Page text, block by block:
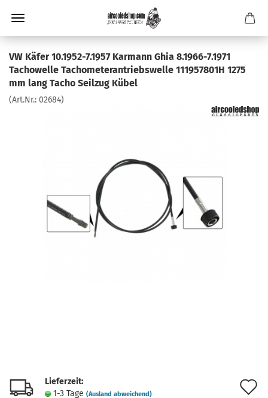
VW Käfer 10.1952-7.1957 Karmann Ghia 8.1966-7.1971
Tachowelle Tachometerantriebswelle 111957801H 1275
mm lang Tacho Seilzug Kübel
(Art.Nr.: 02684)
Lieferzeit:
1-3 Tage (Ausland abweichend)